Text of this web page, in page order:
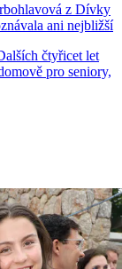
z Dívky
ani nejbližší
čtyřicet let
pro seniory,